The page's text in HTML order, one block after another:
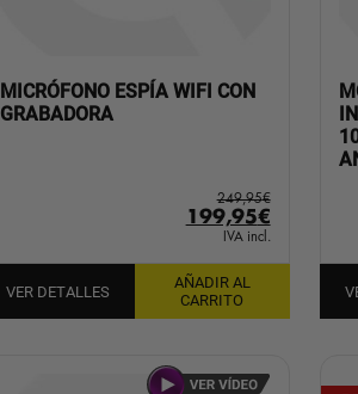
MICRÓFONO ESPÍA WIFI CON
GRABADORA
249,95€
El
precio
original
era:
249,95€.
199,95€El
precio
actual
IVA incl.
VER DETALLES
AÑADIR AL
CARRITO